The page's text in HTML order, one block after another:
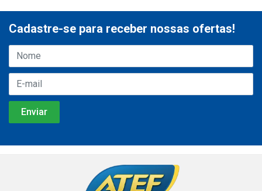
Cadastre-se para receber nossas ofertas!